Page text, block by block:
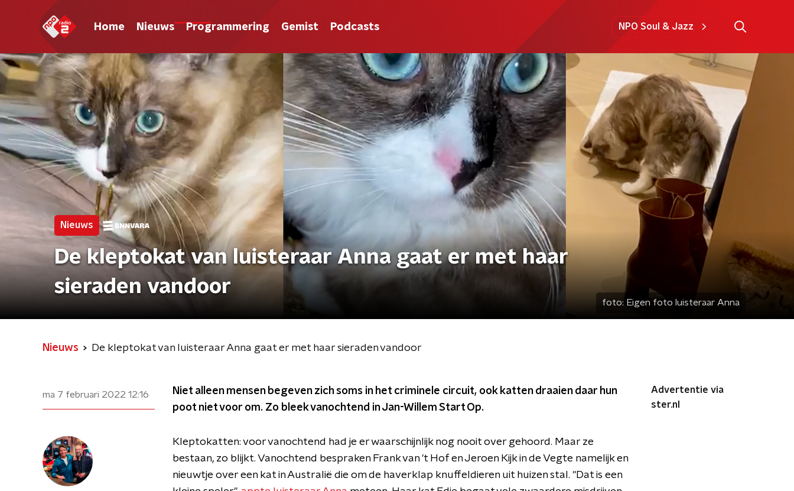
Home Nieuws Programmering Gemist Podcasts NPO Soul & Jazz
Nieuws
De kleptokat van luisteraar Anna gaat er met haar
sieraden vandoor
foto: Eigen foto luisteraar Anna
Nieuws De kleptokat van luisteraar Anna gaat er met haar sieraden vandoor
ma 7 februari 2022 12:16
Niet alleen mensen begeven zich soms in het criminele circuit, ook katten draaien daar hun
poot niet voor om. Zo bleek vanochtend in Jan-Willem Start Op.
Kleptokatten: voor vanochtend had je er waarschijnlijk nog nooit over gehoord. Maar ze
bestaan, zo blijkt. Vanochtend bespraken Frank van 't Hof en Jeroen Kijk in de Vegte namelijk en
nieuwtje over een kat in Australië die om de haverklap knuffeldieren uit huizen stal. "Dat is een
Advertentie via
ster.nl